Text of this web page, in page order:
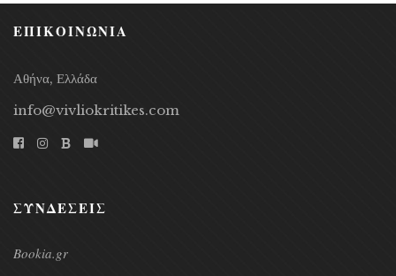
ΕΠΙΚΟΙΝΩΝΙΑ
Αθήνα, Ελλάδα
info@vivliokritikes.com
ΣΥΝΔΕΣΕΙΣ
Bookia.gr